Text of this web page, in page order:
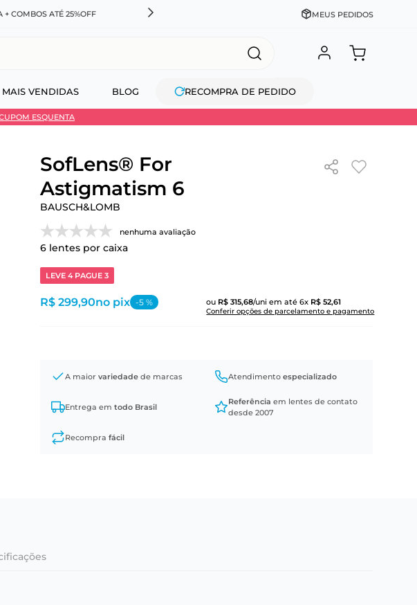
+ COMBOS ATÉ 25%OFF DESCONTO NO PIX OU À VISTA + PARCELAMENTO EM
MEUS PEDIDOS
MAIS VENDIDAS BLOG RECOMPRA DE PEDIDO
ESQUENTA
SofLens® For
Astigmatism 6
BAUSCH&LOMB
nenhuma avaliação
6lentes por caixa
LEVE 4 PAGUE 3
ou R$ 315,68/uni em até6x R$ 52,61
Conferir opções de parcelamento e pagamento
R$ 299,90no pix -5%
A maior variedadede marcas Atendimentoespecializado
Entrega em todo Brasil
Referência em lentes de contato
desde 2007
Recompra fácil